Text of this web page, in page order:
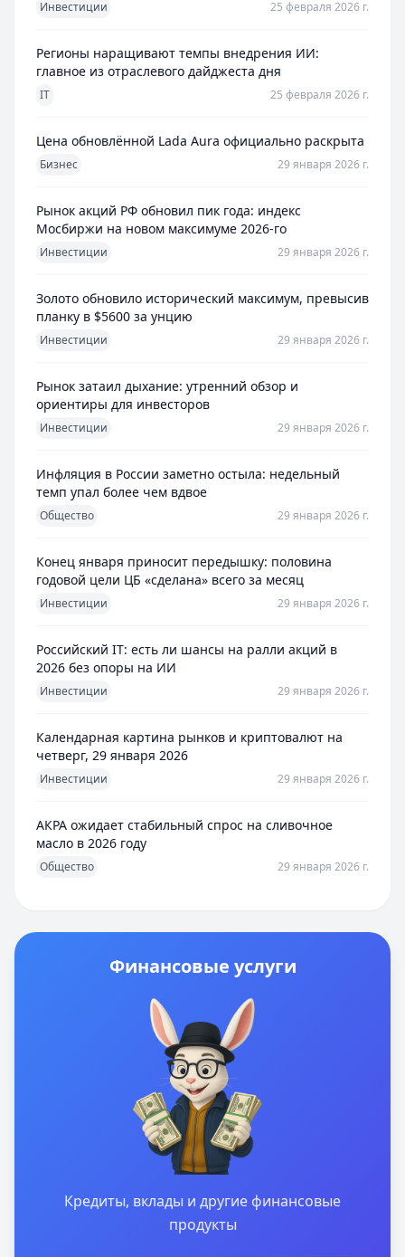
Инвестиции 25 февраля 2026 г.
Регионы наращивают темпы внедрения ИИ:
главное из отраслевого дайджеста дня
IT 25 февраля 2026 г.
Цена обновлённой Lada Aura официально раскрыта
Бизнес 29 января 2026 г.
Рынок акций РФ обновил пик года: индекс
Мосбиржи на новом максимуме 2026-го
Инвестиции 29 января 2026 г.
Золото обновило исторический максимум, превысив
планку в $5600 за унцию
Инвестиции 29 января 2026 г.
Рынок затаил дыхание: утренний обзор и
ориентиры для инвесторов
Инвестиции 29 января 2026 г.
Инфляция в России заметно остыла: недельный
темп упал более чем вдвое
Общество 29 января 2026 г.
Конец января приносит передышку: половина
годовой цели ЦБ «сделана» всего за месяц
Инвестиции 29 января 2026 г.
Российский IT: есть ли шансы на ралли акций в
2026 без опоры на ИИ
Инвестиции 29 января 2026 г.
Календарная картина рынков и криптовалют на
четверг, 29 января 2026
Инвестиции 29 января 2026 г.
АКРА ожидает стабильный спрос на сливочное
масло в 2026 году
Общество 29 января 2026 г.
Финансовые услуги
Кредиты, вклады и другие финансовые
продукты